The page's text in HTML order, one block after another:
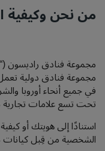
من نحن وكيفية
مجموعة فنادق راديسون (“
في جميع أنحاء أوروبا
تحت تسع علامات تجارية
استنادًا إلى هويتك أو
الشخصية من قِبل كيانات